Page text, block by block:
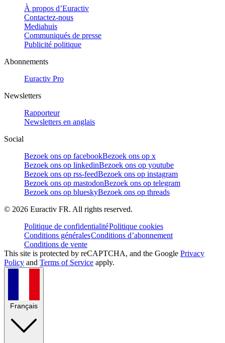
À propos d’Euractiv
Contactez-nous
Mediahuis
Communiqués de presse
Publicité politique
Abonnements
Euractiv Pro
Newsletters
Rapporteur
Newsletters en anglais
Social
Bezoek ons op facebookBezoek ons op x
Bezoek ons op linkedinBezoek ons op youtube
Bezoek ons op rss-feedBezoek ons op instagram
Bezoek ons op mastodonBezoek ons op telegram
Bezoek ons op blueskyBezoek ons op threads
© 2026 Euractiv FR. All rights reserved.
Politique de confidentialitéPolitique cookies
Conditions généralesConditions d’abonnement
Conditions de vente
This site is protected by reCAPTCHA, and the Google Privacy
Policy and Terms of Service apply.
Français